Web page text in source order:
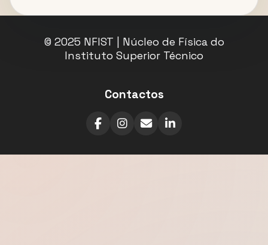
© 2025 NFIST | Núcleo de Física do
Instituto Superior Técnico
Contactos